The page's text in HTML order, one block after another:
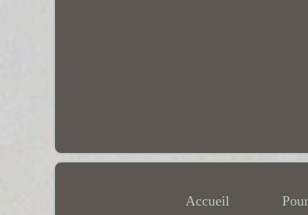
Accueil